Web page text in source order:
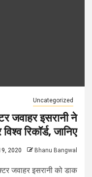
Uncategorized
जवाहर इसरानी ने
रिकॉर्ड, जानिए
2020 Bhanu Bangwal
जवाहर इसरानी को डाक